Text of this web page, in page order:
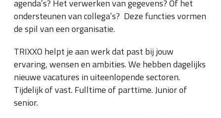
agenda’s? Het verwerken van gegevens? Of het
ondersteunen van collega’s? Deze functies vormen
de spil van een organisatie.
TRIXXO helpt je aan werk dat past bij jouw
ervaring, wensen en ambities. We hebben dagelijks
nieuwe vacatures in uiteenlopende sectoren.
Tijdelijk of vast. Fulltime of parttime. Junior of
senior.